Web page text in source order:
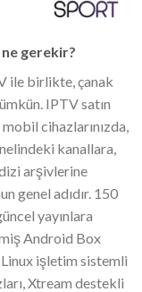
ne gerekir?
ile birlikte, çanak
IPTV satın
cihazlarınızda,
kanallara,
arşivlerine
genel adıdır. 150
yayınlara
Android Box
işletim sistemli
Xtream destekli